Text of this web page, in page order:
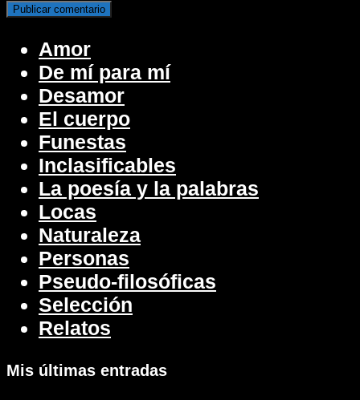
Amor
De mí para mí
Desamor
El cuerpo
Funestas
Inclasificables
La poesía y la palabras
Locas
Naturaleza
Personas
Pseudo-filosóficas
Selección
Relatos
Mis últimas entradas